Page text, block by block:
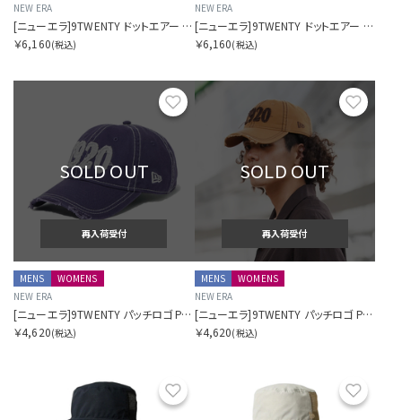
NEW ERA
[ニューエラ]9TWENTY ドットエアー SORA別注 ロングバイザー ネイビー
￥6,160(税込)
NEW ERA
[ニューエラ]9TWENTY ドットエアー SORA別注 ロングバイザー ブラック
￥6,160(税込)
お気に入り
SOLD OUT
再入荷受付
MENS
WOMENS
NEW ERA
[ニューエラ]9TWENTY パッチロゴ Patch Logo ライトネイビー
￥4,620(税込)
SOLD OUT
再入荷受付
MENS
WOMENS
NEW ERA
[ニューエラ]9TWENTY パッチロゴ Patch Logo ライトブロンズ
￥4,620(税込)
お気に入り